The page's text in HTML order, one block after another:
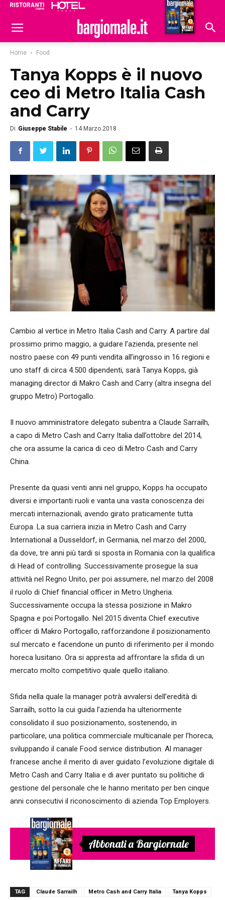
Hoteldomani
Home Food
Tanya Kopps è il nuovo
ceo di Metro Italia Cash
and Carry
Di Giuseppe Stabile - 14 Marzo 2018
Cambio al vertice in Metro Italia Cash and Carry. A partire dal
prossimo primo maggio, a guidare l’azienda, presente nel
nostro paese con 49 punti vendita all’ingrosso in 16 regioni e
uno staff di circa 4.500 dipendenti, sarà Tanya Kopps, già
managing director di Makro Cash and Carry (altra insegna del
gruppo Metro) Portogallo.
Il nuovo amministratore delegato subentra a Claude Sarrailh,
a capo di Metro Cash and Carry Italia dall’ottobre del 2014,
che ora assume la carica di ceo di Metro Cash and Carry
China.
Presente da quasi venti anni nel gruppo, Kopps ha occupato
diversi e importanti ruoli e vanta una vasta conoscenza dei
mercati internazionali, avendo girato praticamente tutta
Europa. La sua carriera inizia in Metro Cash and Carry
International a Dusseldorf, in Germania, nel marzo del 2000,
da dove, tre anni più tardi si sposta in Romania con la qualifica
di Head of controlling. Successivamente prosegue la sua
attività nel Regno Unito, per poi assumere, nel marzo del 2008
il ruolo di Chief financial officer in Metro Ungheria.
Successivamente occupa la stessa posizione in Makro
Spagna e poi Portogallo. Nel 2015 diventa Chief executive
officer di Makro Portogallo, rafforzandone il posizionamento
sul mercato e facendone un punto di riferimento per il mondo
horeca lusitano. Ora si appresta ad affrontare la sfida di un
mercato molto competitivo quale quello italiano.
Sfida nella quale la manager potrà avvalersi dell’eredità di
Sarrailh, sotto la cui guida l’azienda ha ulteriormente
consolidato il suo posizionamento, sostenendo, in
particolare, una politica commerciale multicanale per l’horeca,
sviluppando il canale Food service distribution. Al manager
francese anche il merito di aver guidato l’evoluzione digitale di
Metro Cash and Carry Italia e di aver puntato su politiche di
gestione del personale che le hanno meritato per ben cinque
anni consecutivi il riconoscimento di azienda Top Employers.
Abbonati a Bargiornale
TAG Claude Sarrailh Metro Cash and Carry Italia Tanya Kopps